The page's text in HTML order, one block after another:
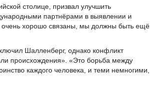
столице, призвал улучшить
партнёрами в выявлении и
очень хорошо связаны, мы должны быть ещё
Шалленберг, однако конфликт
происхождения». «Это борьба между
каждого человека, и теми немногими,